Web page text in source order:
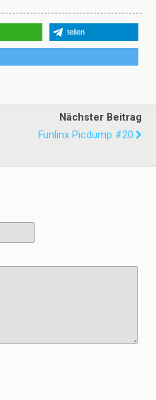
teilen
Nächster Beitrag
Funlinx Picdump #20